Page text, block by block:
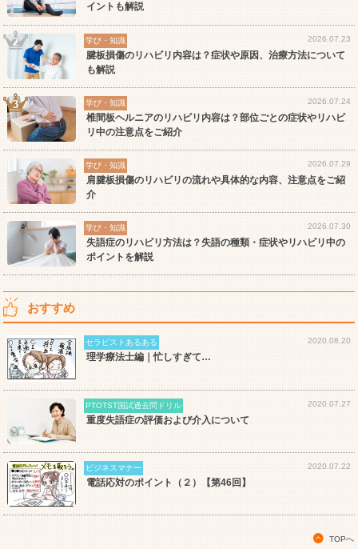
イントも解説
学び・知識 2026.07.23
腱板損傷のリハビリ内容は？症状や原因、治療方法について
も解説
学び・知識 2026.07.24
椎間板ヘルニアのリハビリ内容は？部位ごとの症状やリハビ
リ中の注意点をご紹介
学び・知識 2026.07.29
肩腱板損傷のリハビリの流れや具体的な内容、注意点をご紹
介
学び・知識 2026.07.30
失語症のリハビリ方法は？失語の種類・症状やリハビリ中の
ポイントを解説
おすすめ
セラピストあるある 2020.08.20
理学療法士編｜忙しすぎて…
PTOTST国試過去問ドリル 2020.07.27
重度失語症の評価および介入について
ビジネスマナー 2020.07.22
電話応対のポイント（２）【第46回】
TOPへ